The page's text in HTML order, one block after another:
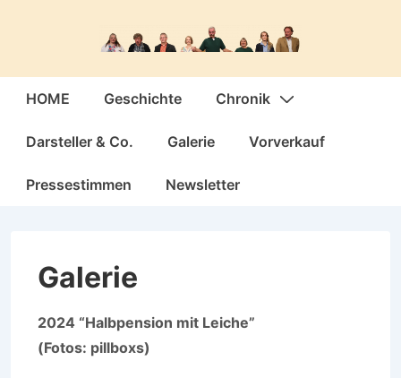
Hauptnavigation
HOME Geschichte Chronik
Darsteller & Co. Galerie Vorverkauf
Pressestimmen Newsletter
Galerie
2024 “Halbpension mit Leiche”
(Fotos: pillboxs)